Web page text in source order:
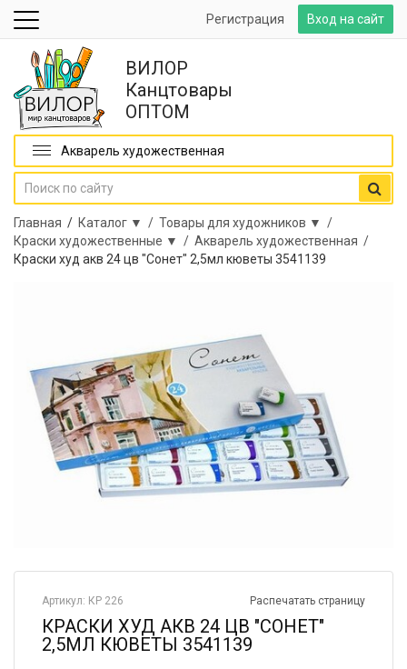
Вход на сайт
Регистрация
ВИЛОР
Канцтовары
ОПТОМ
Акварель художественная
Главная / Каталог ▼ / Товары для художников ▼ /
Краски художественные ▼ / Акварель художественная /
Краски худ акв 24 цв "Сонет" 2,5мл кюветы 3541139
Распечатать страницу
Артикул: КР 226
КРАСКИ ХУД АКВ 24 ЦВ "СОНЕТ"
2,5МЛ КЮВЕТЫ 3541139